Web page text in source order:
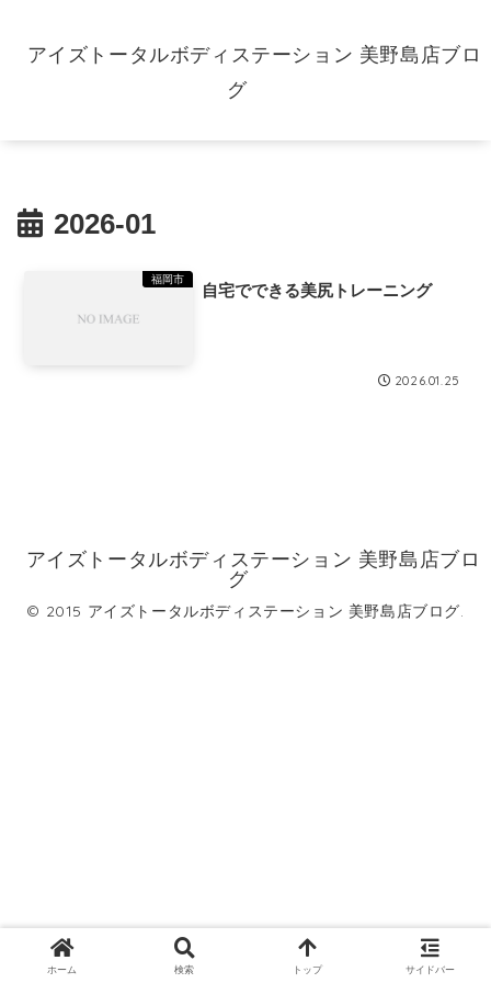
アイズトータルボディステーション 美野島店ブロ
グ
2026-01
福岡市
自宅でできる美尻トレーニング
2026.01.25
アイズトータルボディステーション 美野島店ブロ
グ
© 2015 アイズトータルボディステーション 美野島店ブログ.
ホーム 検索 トップ サイドバー